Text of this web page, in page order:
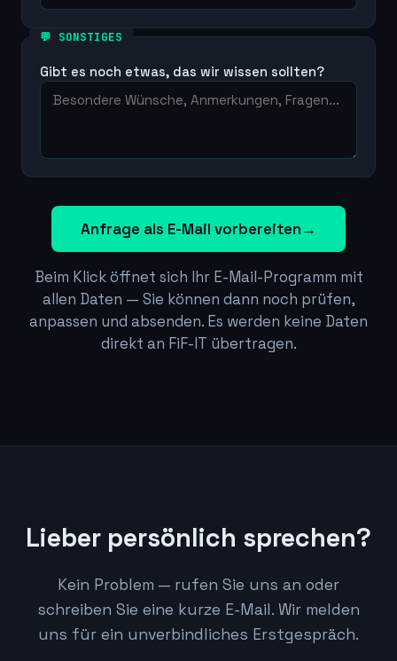
💬 SONSTIGES
Gibt es noch etwas, das wir wissen sollten?
Anfrage als E-Mail vorbereiten→
Beim Klick öffnet sich Ihr E-Mail-Programm mit
allen Daten — Sie können dann noch prüfen,
anpassen und absenden. Es werden keine Daten
direkt an FiF-IT übertragen.
Lieber persönlich sprechen?
Kein Problem — rufen Sie uns an oder
schreiben Sie eine kurze E-Mail. Wir melden
uns für ein unverbindliches Erstgespräch.